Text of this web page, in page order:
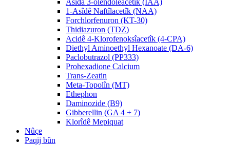
Asîda 3-olendoleacetîk (IAA)
1-Asîdê Naftîlacetîk (NAA)
Forchlorfenuron (KT-30)
Thidiazuron (TDZ)
Acidê 4-Klorofenoksîacetîk (4-CPA)
Diethyl Aminoethyl Hexanoate (DA-6)
Paclobutrazol (PP333)
Prohexadione Calcium
Trans-Zeatin
Meta-Topolîn (MT)
Ethephon
Daminozide (B9)
Gibberellin (GA 4 + 7)
Klorîdê Mepiquat
Nûçe
Paqij bûn